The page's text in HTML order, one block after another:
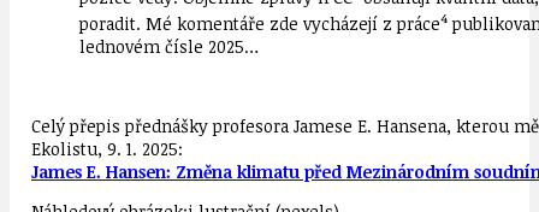
poradit. Mé komentáře zde vycházejí z práce4
lednovém čísle 2025…
Celý přepis přednášky profesora Jamese E. Hansena, kterou
Ekolistu, 9. 1. 2025:
James E. Hansen: Změna klimatu před Mezinárodním